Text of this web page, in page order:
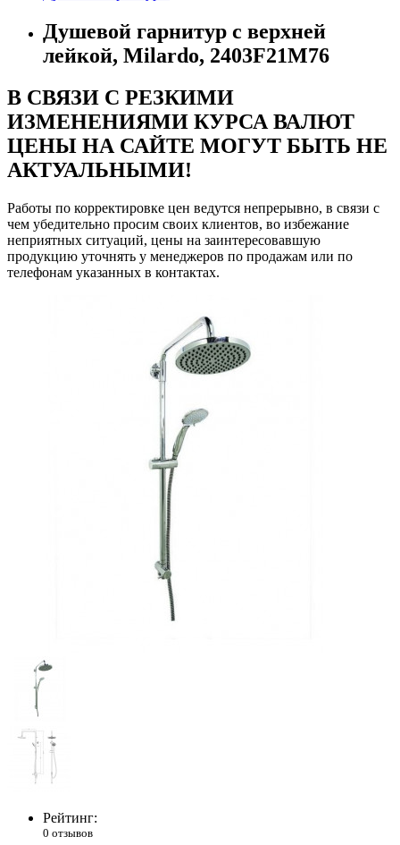
Душевой гарнитур с верхней
лейкой, Milardo, 2403F21M76
В СВЯЗИ С РЕЗКИМИ
ИЗМЕНЕНИЯМИ КУРСА ВАЛЮТ
ЦЕНЫ НА САЙТЕ МОГУТ БЫТЬ НЕ
АКТУАЛЬНЫМИ!
Работы по корректировке цен ведутся непрерывно, в связи с
чем убедительно просим своих клиентов, во избежание
неприятных ситуаций, цены на заинтересовавшую
продукцию уточнять у менеджеров по продажам или по
телефонам указанных в контактах.
Рейтинг:
0 отзывов